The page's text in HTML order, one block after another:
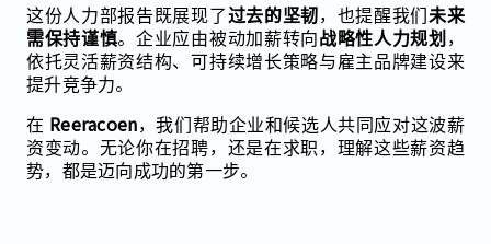
这份人力部报告既展现了过去的坚韧，也提醒我们未来
需保持谨慎。企业应由被动加薪转向战略性人力规划，
依托灵活薪资结构、可持续增长策略与雇主品牌建设来
提升竞争力。
在 Reeracoen，我们帮助企业和候选人共同应对这波薪
资变动。无论你在招聘，还是在求职，理解这些薪资趋
势，都是迈向成功的第一步。